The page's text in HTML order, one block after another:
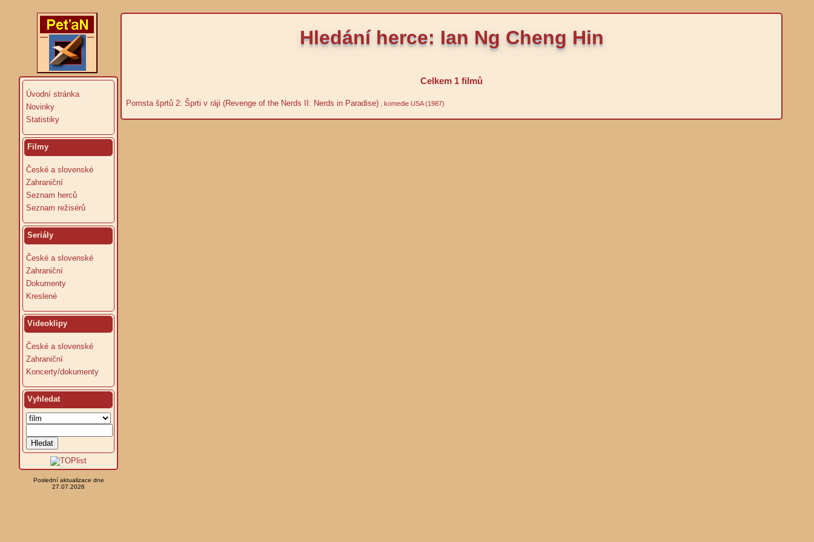
Úvodní stránka
Novinky
Statistiky
Filmy
České a slovenské
Zahraniční
Seznam herců
Seznam režisérů
Seriály
České a slovenské
Zahraniční
Dokumenty
Kreslené
Videoklipy
České a slovenské
Zahraniční
Koncerty/dokumenty
Vyhledat
Poslední aktualizace dne
27.07.2026
Hledání herce: Ian Ng Cheng Hin
Celkem 1 filmů
Pomsta šprtů 2: Šprti v ráji (Revenge of the Nerds II: Nerds in Paradise) , komedie USA (1987)